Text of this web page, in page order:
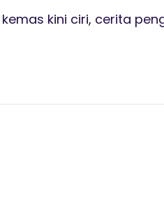
kini ciri, cerita